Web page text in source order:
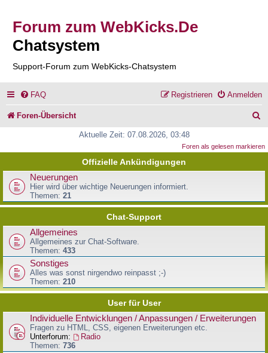
Forum zum WebKicks.De
Chatsystem
Support-Forum zum WebKicks-Chatsystem
FAQ Anmelden
Registrieren
Foren-Übersicht
c
Aktuelle Zeit: 07.08.2026, 03:48
Foren als gelesen markieren
Offizielle Ankündigungen
Neuerungen
Hier wird über wichtige Neuerungen informiert.
Themen: 21
Chat-Support
Allgemeines
Allgemeines zur Chat-Software.
Themen: 433
Sonstiges
Alles was sonst nirgendwo reinpasst ;-)
Themen: 210
User für User
Individuelle Entwicklungen / Anpassungen / Erweiterungen
Fragen zu HTML, CSS, eigenen Erweiterungen etc.
Unterforum:
Radio
Themen: 736